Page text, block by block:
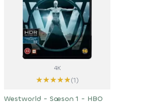
4K
★★★★★(1)
Westworld - Sæson 1 - HBO